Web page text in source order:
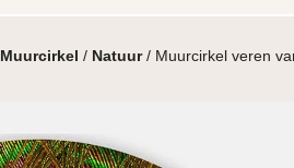
Muurcirkel / Natuur/ Muurcirkel veren